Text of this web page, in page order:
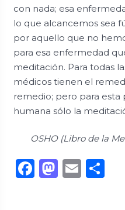
con nada; esa
lo que alcancemos sea
por aquello que no
para esa enfermedad
meditación. Para todas
médicos tienen el
remedio; pero para
humana sólo la
OSHO (Libro de la
Facebook
Email